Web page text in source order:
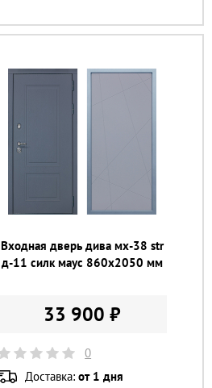
Входная дверь дива мх-38 str
д-11 силк маус 860х2050 мм
33 900 ₽
0
Доставка:от 1 дня